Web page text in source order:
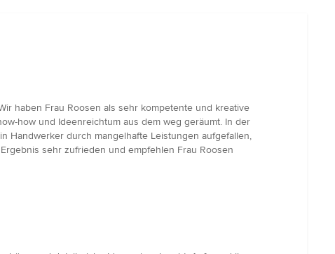
haben Frau Roosen als sehr kompetente und kreative
how und Ideenreichtum aus dem weg geräumt. In der
Handwerker durch mangelhafte Leistungen aufgefallen,
sehr zufrieden und empfehlen Frau Roosen